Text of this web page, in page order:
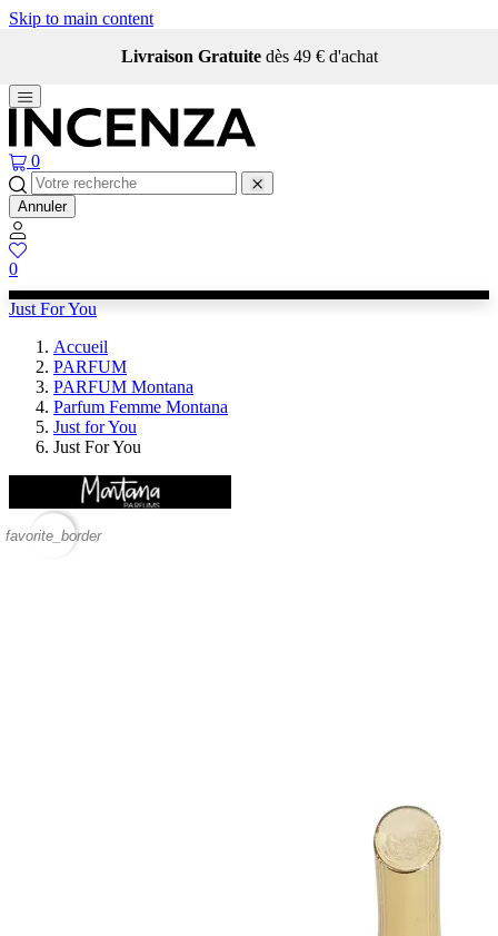
Skip to main content
Livraison Gratuite dès 49 € d'achat
0
Annuler
0
Just For You
Accueil
PARFUM
PARFUM Montana
Parfum Femme Montana
Just for You
Just For You
favorite_border